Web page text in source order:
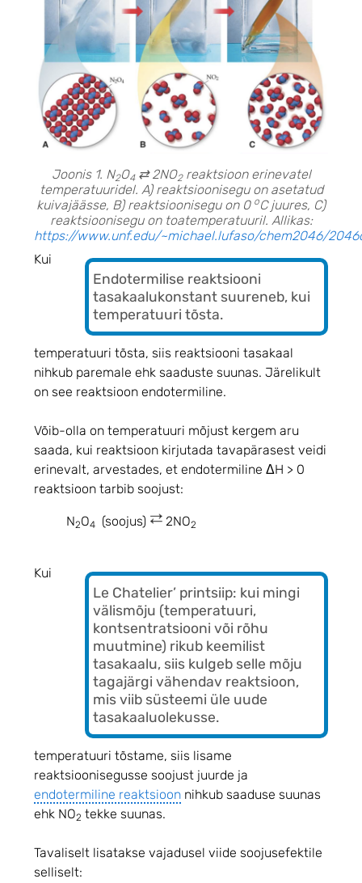
Joonis 1. N2O4⇄ 2NO2reaktsioon erinevatel
temperatuuridel. A) reaktsioonisegu on asetatud
kuivajäässe, B) reaktsioonisegu on 0 oC juures, C)
reaktsioonisegu on toatemperatuuril. Allikas:
https://www.unf.edu/~michael.lufaso/chem2046/
Endotermilise reaktsiooni
tasakaalukonstant suureneb, kui
temperatuuri tõsta.
Kui
temperatuuri tõsta, siis reaktsiooni tasakaal
nihkub paremale ehk saaduste suunas. Järelikult
on see reaktsioon endotermiline.
Võib-olla on temperatuuri mõjust kergem aru
saada, kui reaktsioon kirjutada tavapärasest veidi
erinevalt, arvestades, et endotermiline ΔH > 0
reaktsioon tarbib soojust:
N2O4 (soojus) 2NO2
Le Chatelier’ printsiip: kui mingi
välismõju (temperatuuri,
kontsentratsiooni või rõhu
muutmine) rikub keemilist
tasakaalu, siis kulgeb selle mõju
tagajärgi vähendav reaktsioon,
mis viib süsteemi üle uude
tasakaaluolekusse.
Kui
temperatuuri tõstame, siis lisame
reaktsioonisegusse soojust juurde ja
endotermiline reaktsioon nihkub saaduse suunas
ehk NO2 tekke suunas.
Tavaliselt lisatakse vajadusel viide soojusefektile
selliselt: